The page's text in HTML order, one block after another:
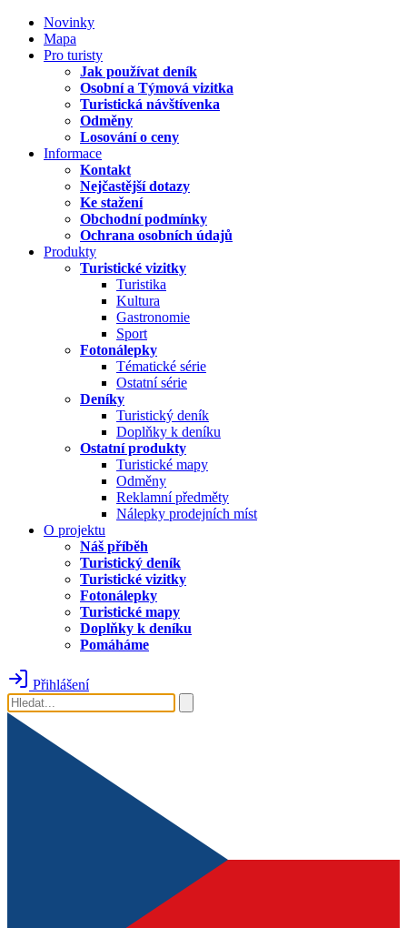
Novinky
Mapa
Pro turisty
Jak používat deník
Osobní a Týmová vizitka
Turistická návštívenka
Odměny
Losování o ceny
Informace
Kontakt
Nejčastější dotazy
Ke stažení
Obchodní podmínky
Ochrana osobních údajů
Produkty
Turistické vizitky
Turistika
Kultura
Gastronomie
Sport
Fotonálepky
Tématické série
Ostatní série
Deníky
Turistický deník
Doplňky k deníku
Ostatní produkty
Turistické mapy
Odměny
Reklamní předměty
Nálepky prodejních míst
O projektu
Náš příběh
Turistický deník
Turistické vizitky
Fotonálepky
Turistické mapy
Doplňky k deníku
Pomáháme
Přihlášení